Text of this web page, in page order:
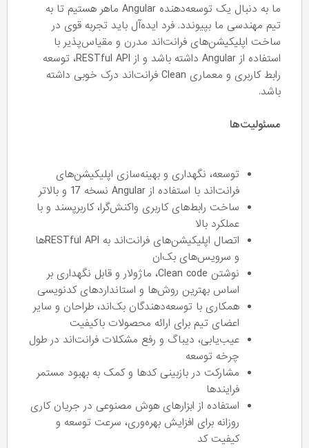
ما به دنبال یک توسعه‌دهنده Angular ماهر هستیم تا به
تیم مهندسی ما بپیوندد. فرد ایده‌آل باید تجربه قوی در
ساخت اپلیکیشن‌های فرانت‌اند مدرن و مقیاس‌پذیر با
استفاده از Angular داشته باشد و از RESTful API، توسعه
رابط کاربری و معماری Clean فرانت‌اند درک خوبی داشته
باشد.
مسئولیت‌ها
توسعه، نگهداری و بهینه‌سازی اپلیکیشن‌های
فرانت‌اند با استفاده از Angular نسخه 17 و بالاتر
ساخت رابط‌های کاربری واکنش‌گرا، کاربرپسند و با
عملکرد بالا
اتصال اپلیکیشن‌های فرانت‌اند به RESTful APIها
و سرویس‌های بک‌ان
نوشتن Clean code، ماژولار و قابل نگهداری بر
اساس بهترین روش‌ها و استانداردهای کدنویسی
همکاری با توسعه‌دهندگان بک‌اند، طراحان و سایر
اعضای تیم برای ارائه محصولات باکیفیت
عیب‌یابی، دیباگ و رفع مشکلات فرانت‌اند در طول
چرخه توسعه
مشارکت در بازبینی کدها و کمک به بهبود مستمر
فرایندها
استفاده از ابزارهای هوش مصنوعی در جریان کاری
روزانه برای افزایش بهره‌وری، سرعت توسعه و
کیفیت کد